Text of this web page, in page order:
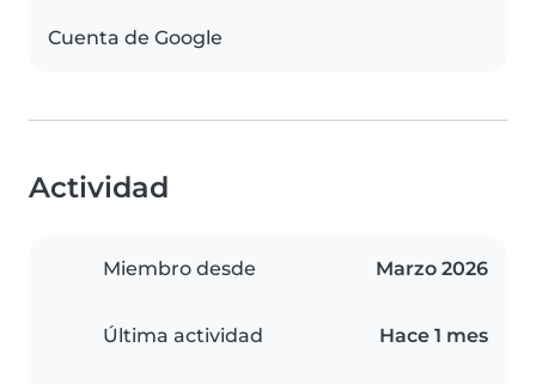
Cuenta de Google
Actividad
Miembro desde Marzo 2026
Última actividad Hace 1 mes